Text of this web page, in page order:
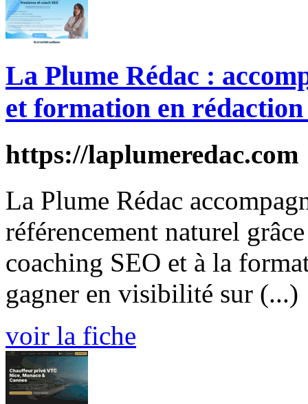
La Plume Rédac :
et formation en
https://laplumeredac.com
La Plume Rédac
référencement naturel
coaching SEO et à la
gagner en visibilité sur (...)
voir la fiche